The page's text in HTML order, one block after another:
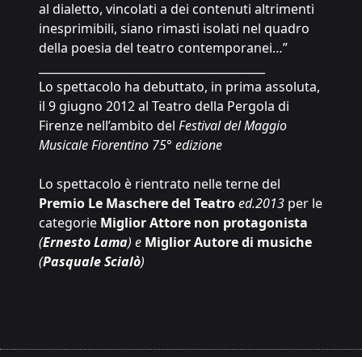
al dialetto, vincolati a dei contenuti altrimenti
inesprimibili, siano rimasti isolati nel quadro
della poesia del teatro contemporanei…”
Lo spettacolo ha debuttato, in prima assoluta,
il 9 giugno 2012 al Teatro della Pergola di
Firenze nell’ambito del Festival del Maggio
Musicale Fiorentino 75° edizione
Lo spettacolo è rientrato nelle terne del
Premio Le Maschere del Teatroed.2013 per le
categorie Miglior Attore non protagonista
(Ernesto Lama) e Miglior Autore di musiche
(Pasquale Scialò)